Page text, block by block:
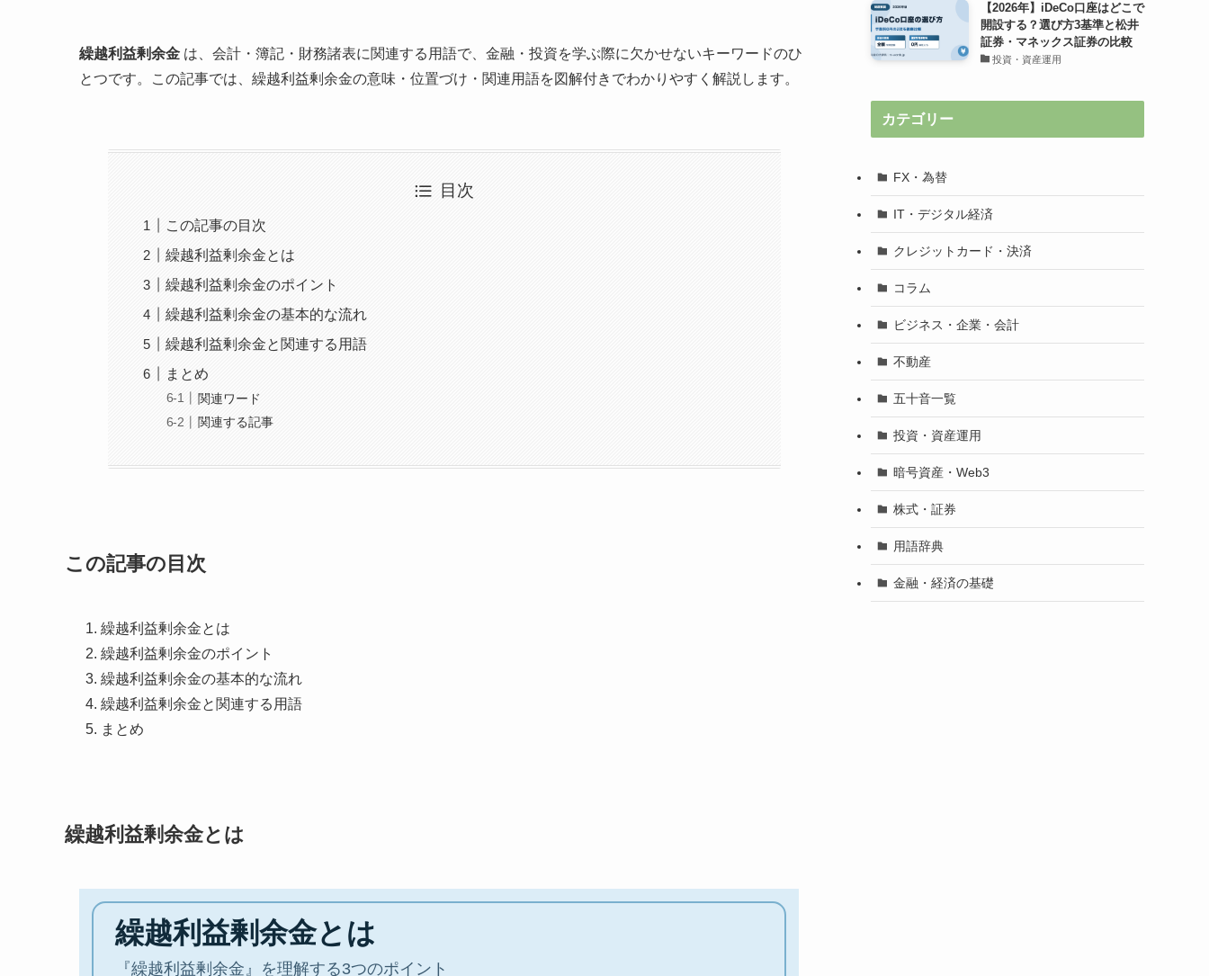
繰越利益剰余金 は、会計・簿記・財務諸表に関連する用語で、金融・投資を学ぶ際に欠かせないキーワードのひ
とつです。この記事では、繰越利益剰余金の意味・位置づけ・関連用語を図解付きでわかりやすく解説します。
目次
この記事の目次
繰越利益剰余金とは
繰越利益剰余金のポイント
繰越利益剰余金の基本的な流れ
繰越利益剰余金と関連する用語
まとめ
関連ワード
関連する記事
この記事の目次
繰越利益剰余金とは
繰越利益剰余金のポイント
繰越利益剰余金の基本的な流れ
繰越利益剰余金と関連する用語
まとめ
繰越利益剰余金とは
【2026年】iDeCo口座はどこで
開設する？選び方3基準と松井
証券・マネックス証券の比較
投資・資産運用
カテゴリー
FX・為替
IT・デジタル経済
クレジットカード・決済
コラム
ビジネス・企業・会計
不動産
五十音一覧
投資・資産運用
暗号資産・Web3
株式・証券
用語辞典
金融・経済の基礎